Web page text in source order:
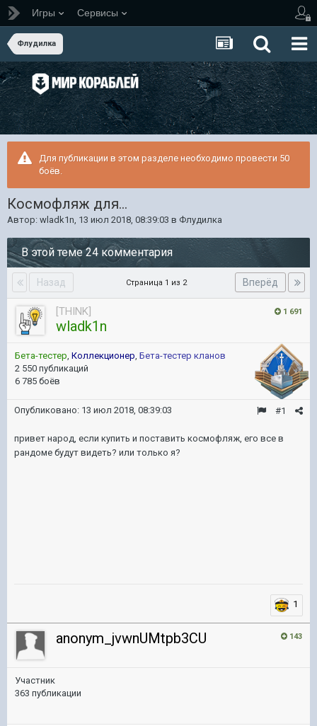
Игры Сервисы
Флудилка
Для публикации в этом разделе необходимо провести 50
боёв.
Космофляж для...
Автор: wladk1n, 13 июл 2018, 08:39:03 в Флудилка
В этой теме 24 комментария
Назад Вперёд
Страница 1 из 2
1 691
[THINK]
wladk1n
Бета-тестер, Коллекционер, Бета-тестер кланов
2 550 публикаций
6 785 боёв
#1
Опубликовано: 13 июл 2018, 08:39:03
привет народ, если купить и поставить космофляж, его все в
рандоме будут видеть? или только я?
1
143
anonym_jvwnUMtpb3CU
Участник
363 публикации